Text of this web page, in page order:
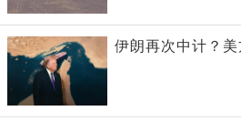
伊朗再次中计？